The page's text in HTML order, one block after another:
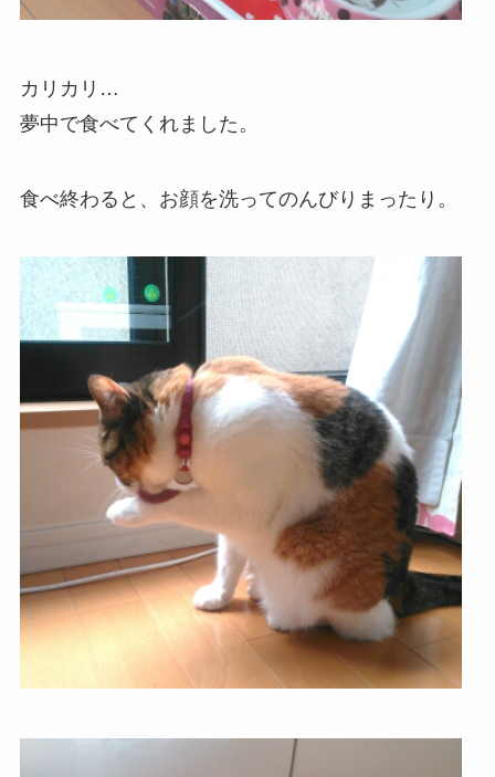
カリカリ…
夢中で食べてくれました。
食べ終わると、お顔を洗ってのんびりまったり。